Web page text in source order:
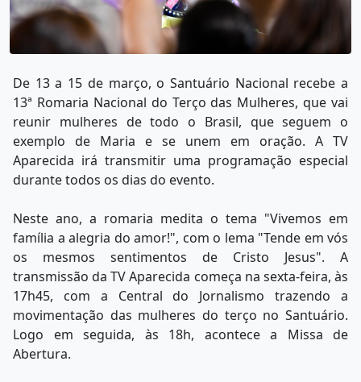
De 13 a 15 de março, o Santuário Nacional recebe a
13ª Romaria Nacional do Terço das Mulheres, que vai
reunir mulheres de todo o Brasil, que seguem o
exemplo de Maria e se unem em oração. A TV
Aparecida irá transmitir uma programação especial
durante todos os dias do evento.
Neste ano, a romaria medita o tema "Vivemos em
família a alegria do amor!", com o lema "Tende em vós
os mesmos sentimentos de Cristo Jesus". A
transmissão da TV Aparecida começa na sexta-feira, às
17h45, com a Central do Jornalismo trazendo a
movimentação das mulheres do terço no Santuário.
Logo em seguida, às 18h, acontece a Missa de
Abertura.